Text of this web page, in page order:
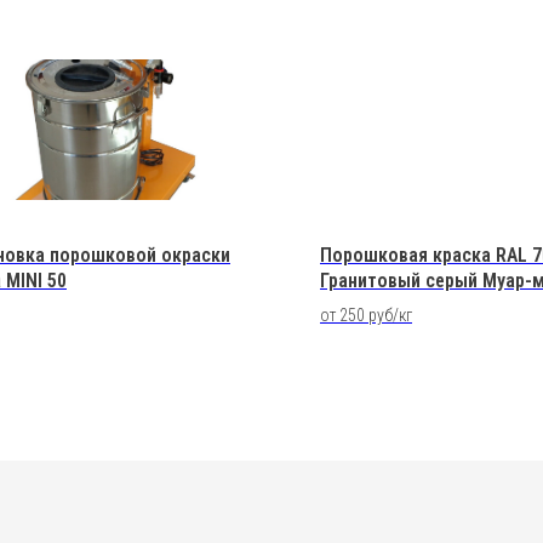
порошковой окраски
MINI 50
Порошковая краска RAL
Гранитовый серый Муар-
Полиэфирная
от 250 руб/кг